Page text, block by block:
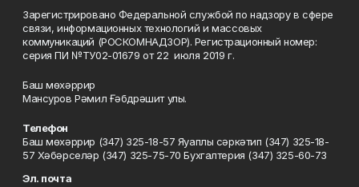
Зарегистрировано Федеральной службой по надзору в сфере
связи, информационных технологий и массовых
коммуникаций (РОСКОМНАДЗОР). Регистрационный номер:
серия ПИ №ТУ02-01679 от 22 июля 2019 г.
Баш мөхәррир
Мансуров Рәмил Ғәбдрәшит улы.
Телефон
Баш мөхәррир (347) 325-18-57 Яуаплы сәркәтип (347) 325-18-
57 Хәбәрселәр (347) 325-75-70 Бухгалтерия (347) 325-60-73
Эл. почта